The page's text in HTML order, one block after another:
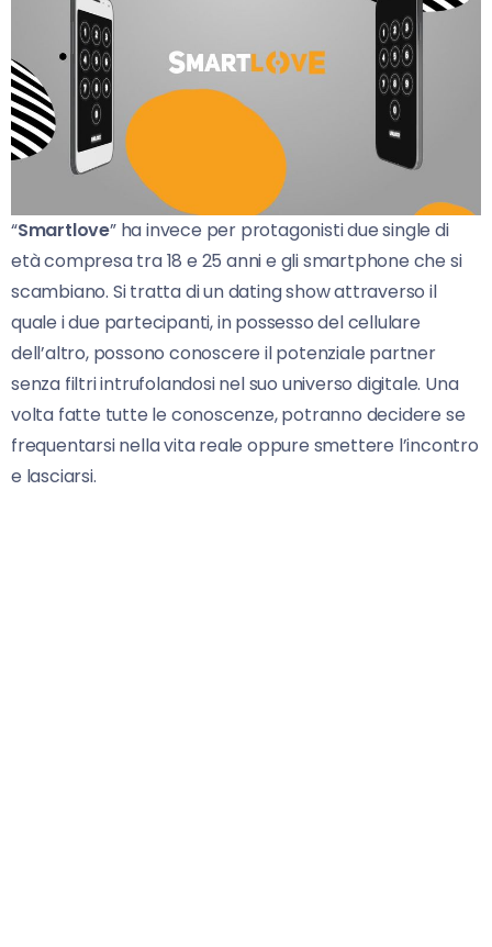
“Smartlove” ha invece per protagonisti due single di
età compresa tra 18 e 25 anni e gli smartphone che si
scambiano. Si tratta di un dating show attraverso il
quale i due partecipanti, in possesso del cellulare
dell’altro, possono conoscere il potenziale partner
senza filtri intrufolandosi nel suo universo digitale. Una
volta fatte tutte le conoscenze, potranno decidere se
frequentarsi nella vita reale oppure smettere l’incontro
e lasciarsi.